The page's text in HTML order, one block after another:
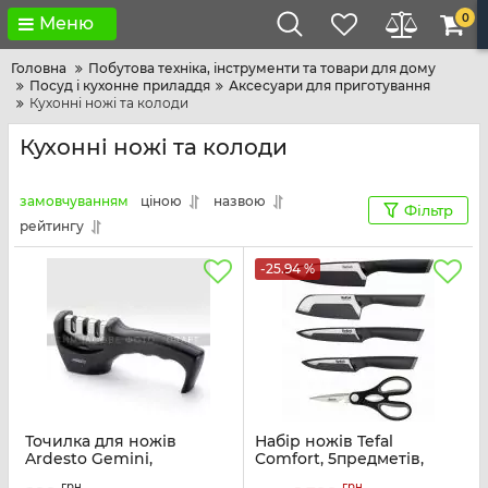
Меню 0
Головна
Побутова техніка, інструменти та товари для дому
Посуд і кухонне приладдя
Аксесуари для приготування
Кухонні ножі та колоди
Кухонні ножі та колоди
замовчуванням ціною
назвою
рейтингу
Фільтр
Точилка для ножів
Ardesto Gemini,
-25.94 %
Набір ножів Tefal
Comfort, 5предметів,